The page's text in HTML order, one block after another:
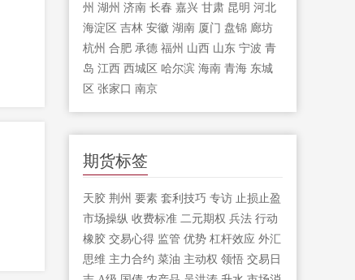
州 湖州 济南 长春 嘉兴 甘肃 昆明 河北
海淀区 吉林 安徽 湖南 厦门 盘锦 廊坊
杭州 合肥 承德 福州 山西 山东 宁波 青
岛 江西 西城区 哈尔滨 海南 青海 东城
区 张家口 南京
期货标签
天胶 荆州 要素 套利技巧 专访 止损止盈
市场操纵 收费标准 二元期权 兵法 行动
橡胶 交易心得 监管 优势 杠杆效应 外汇
思维 主力合约 菜油 主动权 领悟 交易日